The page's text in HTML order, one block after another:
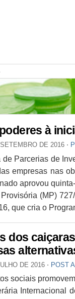
à
DE 2016 ⋅
de Parcerias de
empresas nas
aprovou
(MP)
que cria o
dos
DE 2016 ⋅ POST
sociais
Internacional